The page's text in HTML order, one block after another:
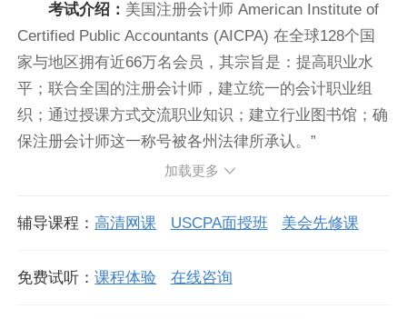
考试介绍： 美国注册会计师 American Institute of
Certified Public Accountants (AICPA) 在全球128个国
家与地区拥有近66万名会员，其宗旨是：提高职业水
平；联合全国的注册会计师，建立统一的会计职业组
织；通过授课方式交流职业知识；建立行业图书馆；确
保注册会计师这一称号被各州法律所承认。”
加载更多
辅导课程：高清网课 USCPA面授班 美会先修课
免费试听：课程体验 在线咨询